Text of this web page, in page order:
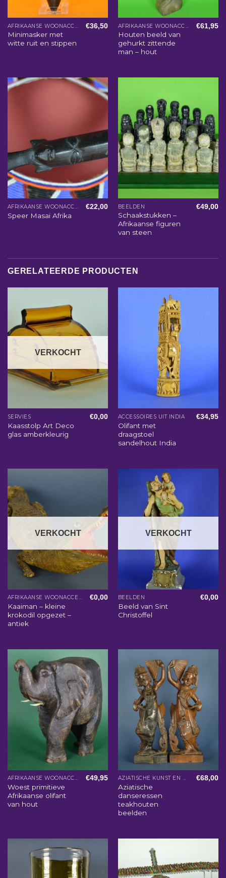
Minimasker met
witte ruit en stippen
€36,50
Houten beeld van
gehurkt zittende
man – hout
€61,95
AFRIKAANSE WOONACCESSOIRES
Speer Masai Afrika
€22,00 BEELDEN
Schaakstukken –
Afrikaanse figuren
van steen
€49,00
GERELATEERDE PRODUCTEN
VERKOCHT
SERVIES
Kaasstolp Art Deco
glas amberkleurig
€0,00 ACCESSOIRES UIT INDIA
Olifant met
draagstoel
sandelhout India
€34,95
VERKOCHT
AFRIKAANSE WOONACCESSOIRES
Kaaiman – kleine
krokodil opgezet –
antiek
€0,00
VERKOCHT
BEELDEN
Beeld van Sint
Christoffel
€0,00
AFRIKAANSE WOONACCESSOIRES
Woest primitieve
Afrikaanse olifant
van hout
€49,95 AZIATISCHE KUNST EN WOONACCESSOIRES
Aziatische
danseressen
teakhouten
beelden
€68,00